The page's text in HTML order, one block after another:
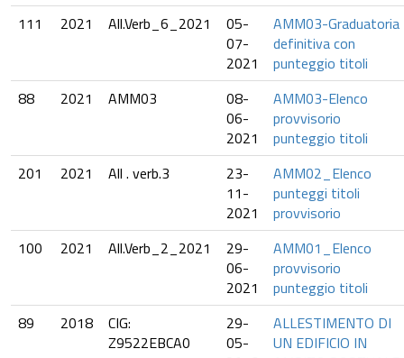
111
2021 All.Verb_6_2021
05-
07-
2021
AMM03-Graduatoria
definitiva con
punteggio titoli
88
2021 AMM03
08-
06-
2021
AMM03-Elenco
provvisorio
punteggio titoli
201
2021 All . verb.3
23-
11-
2021
AMM02_Elenco
punteggi titoli
provvisorio
100
2021 All.Verb_2_2021
29-
06-
2021
AMM01_Elenco
provvisorio
punteggio titoli
89
2018
CIG:
Z9522EBCA0
29-
05-
ALLESTIMENTO DI
UN EDIFICIO IN